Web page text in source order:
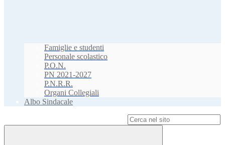
Famiglie e studenti
Personale scolastico
P.O.N.
PN 2021-2027
P.N.R.R.
Organi Collegiali
Albo Sindacale